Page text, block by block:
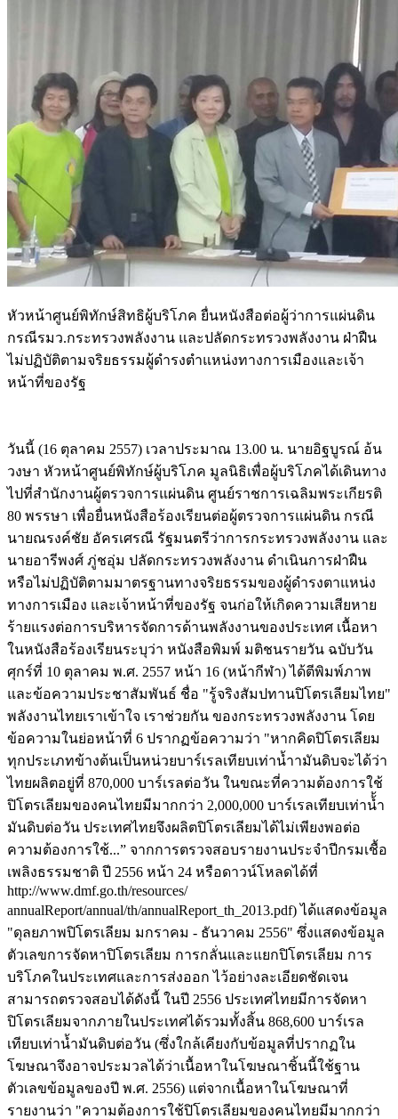
หัวหน้าศูนย์พิทักษ์สิทธิผู้บริโภค ยื่นหนังสือต่อผู้ว่าการแผ่นดิน
กรณีรมว.กระทรวงพลังงาน และปลัดกระทรวงพลังงาน ฝ่าฝืน
ไม่ปฏิบัติตามจริยธรรมผู้ดำรงตำแหน่งทางการเมืองและเจ้า
หน้าที่ของรัฐ
วันนี้ (16 ตุลาคม 2557) เวลาประมาณ 13.00 น. นายอิฐบูรณ์ อ้น
วงษา หัวหน้าศูนย์พิทักษ์ผู้บริโภค มูลนิธิเพื่อผู้บริโภคได้เดินทาง
ไปที่สำนักงานผู้ตรวจการแผ่นดิน ศูนย์ราชการเฉลิมพระเกียรติ
80 พรรษา เพื่อยื่นหนังสือร้องเรียนต่อผู้ตรวจการแผ่นดิน กรณี
นายณรงค์ชัย อัครเศรณี รัฐมนตรีว่าการกระทรวงพลังงาน และ
นายอารีพงศ์ ภู่ชอุ่ม ปลัดกระทรวงพลังงาน ดำเนินการฝ่าฝืน
หรือไม่ปฏิบัติตามมาตรฐานทางจริยธรรมของผู้ดำรงตาแหน่ง
ทางการเมือง และเจ้าหน้าที่ของรัฐ จนก่อให้เกิดความเสียหาย
ร้ายแรงต่อการบริหารจัดการด้านพลังงานของประเทศ เนื้อหา
ในหนังสือร้องเรียนระบุว่า หนังสือพิมพ์ มติชนรายวัน ฉบับวัน
ศุกร์ที่ 10 ตุลาคม พ.ศ. 2557 หน้า 16 (หน้ากีฬา) ได้ตีพิมพ์ภาพ
และข้อความประชาสัมพันธ์ ชื่อ "รู้จริงสัมปทานปิโตรเลียมไทย"
พลังงานไทยเราเข้าใจ เราช่วยกัน ของกระทรวงพลังงาน โดย
ข้อความในย่อหน้าที่ 6 ปรากฏข้อความว่า "หากคิดปิโตรเลียม
ทุกประเภทข้างต้นเป็นหน่วยบาร์เรลเทียบเท่าน้ำามันดิบจะได้ว่า
ไทยผลิตอยู่ที่ 870,000 บาร์เรลต่อวัน ในขณะที่ความต้องการใช้
ปิโตรเลียมของคนไทยมีมากกว่า 2,000,000 บาร์เรลเทียบเท่าน้้ำ
มันดิบต่อวัน ประเทศไทยจึงผลิตปิโตรเลียมได้ไม่เพียงพอต่อ
ความต้องการใช้...” จากการตรวจสอบรายงานประจำปีกรมเชื้อ
เพลิงธรรมชาติ ปี 2556 หน้า 24 หรือดาวน์โหลดได้ที่
http://www.dmf.go.th/resources/
annualReport/annual/th/annualReport_th_2013.pdf) ได้แสดงข้อมูล
"ดุลยภาพปิโตรเลียม มกราคม - ธันวาคม 2556" ซึ่งแสดงข้อมูล
ตัวเลขการจัดหาปิโตรเลียม การกลั่นและแยกปิโตรเลียม การ
บริโภคในประเทศและการส่งออก ไว้อย่างละเอียดชัดเจน
สามารถตรวจสอบได้ดังนี้ ในปี 2556 ประเทศไทยมีการจัดหา
ปิโตรเลียมจากภายในประเทศได้รวมทั้งสิ้น 868,600 บาร์เรล
เทียบเท่าน้ำมันดิบต่อวัน (ซึ่งใกล้เคียงกับข้อมูลที่ปรากฏใน
โฆษณาจึงอาจประมวลได้ว่าเนื้อหาในโฆษณาชิ้นนี้ใช้ฐาน
ตัวเลขข้อมูลของปี พ.ศ. 2556) แต่จากเนื้อหาในโฆษณาที่
รายงานว่า "ความต้องการใช้ปิโตรเลียมของคนไทยมีมากกว่า